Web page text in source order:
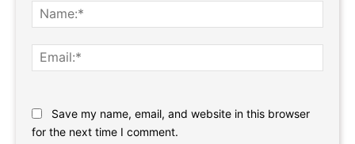
Save my name, email, and website in this browser
for the next time I comment.